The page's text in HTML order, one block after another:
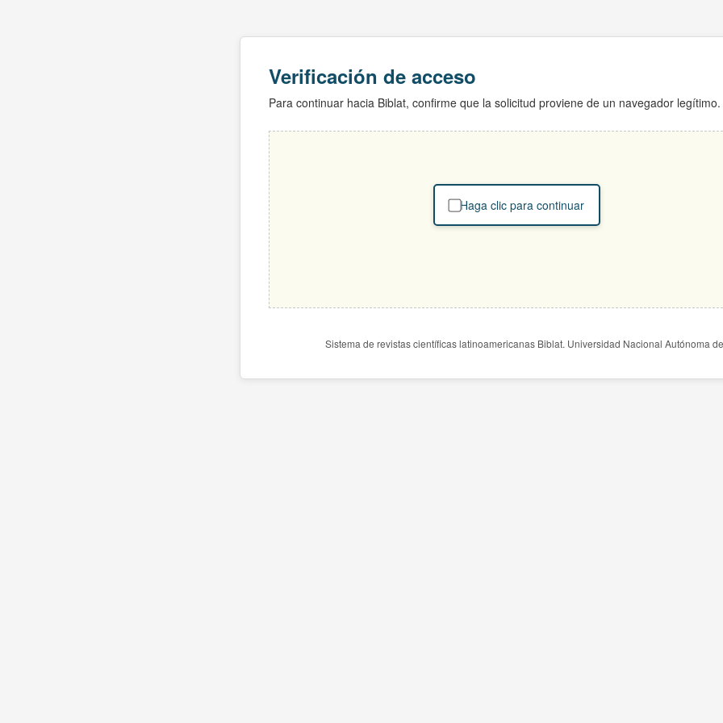
Verificación de acceso
Para continuar hacia Biblat, confirme que la solicitud proviene de un navegador legítimo.
Haga clic para continuar
Sistema de revistas científicas latinoamericanas Biblat. Universidad Nacional Autónoma